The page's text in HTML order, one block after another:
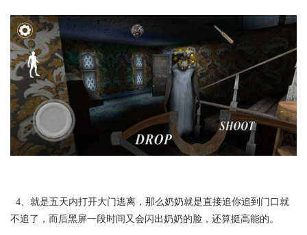
4、就是五天内打开大门逃离，那么奶奶就是直接追你追到门口就
不追了，而后黑屏一段时间又会闪出奶奶的脸，还算挺高能的。